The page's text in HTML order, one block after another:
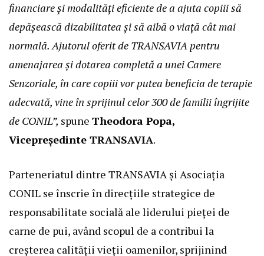
financiare și modalități eficiente de a ajuta copiii să
depășească dizabilitatea și să aibă o viață cât mai
normală. Ajutorul oferit de TRANSAVIA pentru
amenajarea și dotarea completă a unei Camere
Senzoriale, în care copiii vor putea beneficia de terapie
adecvată, vine în sprijinul celor 300 de familii îngrijite
de CONIL”, spune Theodora Popa,
Vicepreședinte TRANSAVIA.
Parteneriatul dintre TRANSAVIA și Asociația
CONIL se înscrie în direcțiile strategice de
responsabilitate socială ale liderului pieței de
carne de pui, având scopul de a contribui la
creșterea calității vieții oamenilor, sprijinind